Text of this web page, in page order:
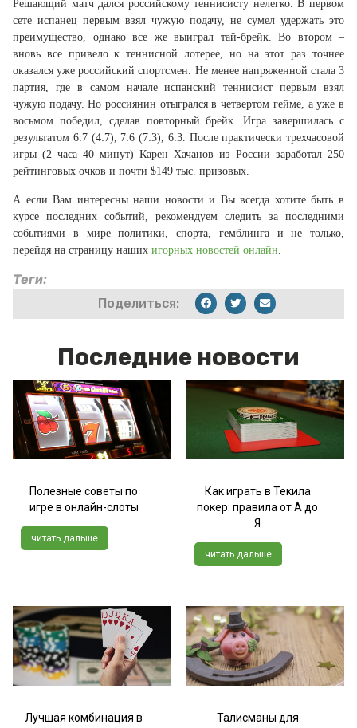
Решающий матч дался российскому теннисисту нелегко. В первом
сете испанец первым взял чужую подачу, не сумел удержать это
преимущество, однако все же выиграл тай-брейк. Во втором –
вновь все привело к теннисной лотерее, но на этот раз точнее
оказался уже российский спортсмен. Не менее напряженной стала 3
партия, где в самом начале испанский теннисист первым взял
чужую подачу. Но россиянин отыгрался в четвертом гейме, а уже в
восьмом победил, сделав повторный брейк. Игра завершилась с
результатом 6:7 (4:7), 7:6 (7:3), 6:3. После практически трехчасовой
игры (2 часа 40 минут) Карен Хачанов из России заработал 250
рейтинговых очков и почти $149 тыс. призовых.
А если Вам интересны наши новости и Вы всегда хотите быть в
курсе последних событий, рекомендуем следить за последними
событиями в мире политики, спорта, гемблинга и не только,
перейдя на страницу наших игорных новостей онлайн
Теги:
Поделиться:
Последние новости
Полезные советы по
игре в онлайн-слоты
читать дальше
Как играть в Текила
покер: правила от А до
Я
читать дальше
Лучшая комбинация в
Талисманы для